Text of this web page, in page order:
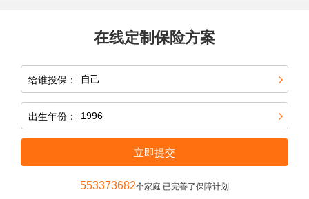
在线定制保险方案
给谁投保：
出生年份：
立即提交
553373682个家庭 已完善了保障计划